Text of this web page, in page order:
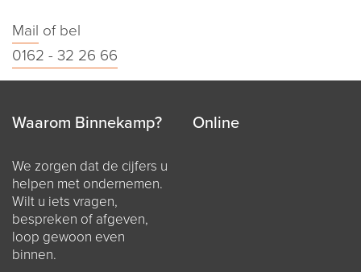
Mail of bel
0162 - 32 26 66
Waarom Binnekamp?
We zorgen dat de cijfers u
helpen met ondernemen.
Wilt u iets vragen,
bespreken of afgeven,
loop gewoon even
binnen.
Online